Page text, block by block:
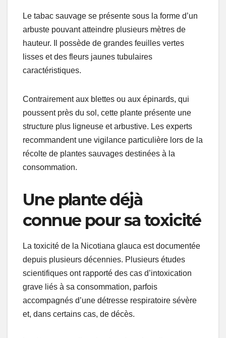
Le tabac sauvage se présente sous la forme d’un
arbuste pouvant atteindre plusieurs mètres de
hauteur. Il possède de grandes feuilles vertes
lisses et des fleurs jaunes tubulaires
caractéristiques.
Contrairement aux blettes ou aux épinards, qui
poussent près du sol, cette plante présente une
structure plus ligneuse et arbustive. Les experts
recommandent une vigilance particulière lors de la
récolte de plantes sauvages destinées à la
consommation.
Une plante déjà
connue pour sa toxicité
La toxicité de la Nicotiana glauca est documentée
depuis plusieurs décennies. Plusieurs études
scientifiques ont rapporté des cas d’intoxication
grave liés à sa consommation, parfois
accompagnés d’une détresse respiratoire sévère
et, dans certains cas, de décès.